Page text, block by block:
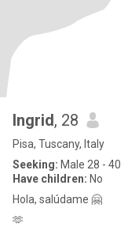
Ingrid, 28
Pisa, Tuscany, Italy
Seeking: Male 28 - 40
Have children: No
Hola, salúdame 🤗
🫶